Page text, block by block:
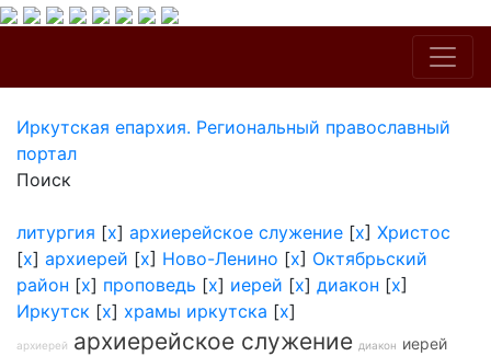
Иркутская епархия. Региональный православный
портал
Поиск
литургия [x] архиерейское служение [x] Христос
[x] архиерей [x] Ново-Ленино [x] Октябрьский
район [x] проповедь [x] иерей [x] диакон [x]
Иркутск [x] храмы иркутска [x]
архиерей архиерейское служение диакон иерей